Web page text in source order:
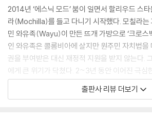
그의 삶은 콜롬비아 도시 곳곳에 동상으로 아로
리의 이름으로 남아 여전히 살아 숨 쉬고 있다.
--- 「독립 영웅, 시몬 볼리바르」 중에서
조나 카페테라 지역의 명물 가운데 하나가 지프차
전 당시 군용으로 사용되었으나 지금은 단종되
합국 군대를 위해 표준 설계된 트럭이지만 가벼
로 대량 생산된 4륜 구동 차량이기도 하다. 현재
나, 카카오 등 농산물을 실어 나르고 있다.
2014년 ‘에스닉 모드’ 붐이 일면서 할리우드 스
라(Mochilla)를 들고 다니기 시작했다. 모칠라는
민 와유족(Wayu)이 만든 뜨개 가방으로 ‘크로스
인 와유족은 콜롬비아에 살지만 원주민 자치법을
권을 부여받은 대신 재정적 지원을 받지 않는다.
에게 큰 위기가 닥쳤다. 2~3년 동안 이어진 극심
받게 된 것이다. 이에 외부 접촉을 극도로 꺼리던
세계로 도움을 요청한다. 자신들의 뜨개 가방, 즉
출판사 리뷰 더보기